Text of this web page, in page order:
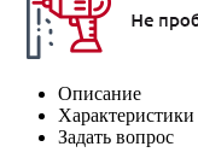
Описание
Характеристики
Задать вопрос